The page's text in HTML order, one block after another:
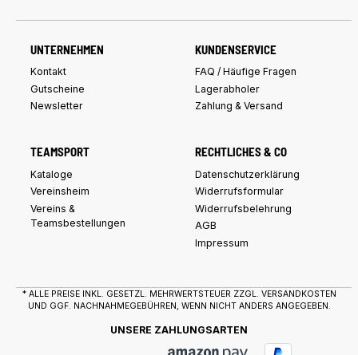
UNTERNEHMEN
Kontakt
Gutscheine
Newsletter
KUNDENSERVICE
FAQ / Häufige Fragen
Lagerabholer
Zahlung & Versand
TEAMSPORT
Kataloge
Vereinsheim
Vereins &
Teamsbestellungen
RECHTLICHES & CO
Datenschutzerklärung
Widerrufsformular
Widerrufsbelehrung
AGB
Impressum
* ALLE PREISE INKL. GESETZL. MEHRWERTSTEUER ZZGL. VERSANDKOSTEN
UND GGF. NACHNAHMEGEBÜHREN, WENN NICHT ANDERS ANGEGEBEN.
UNSERE ZAHLUNGSARTEN